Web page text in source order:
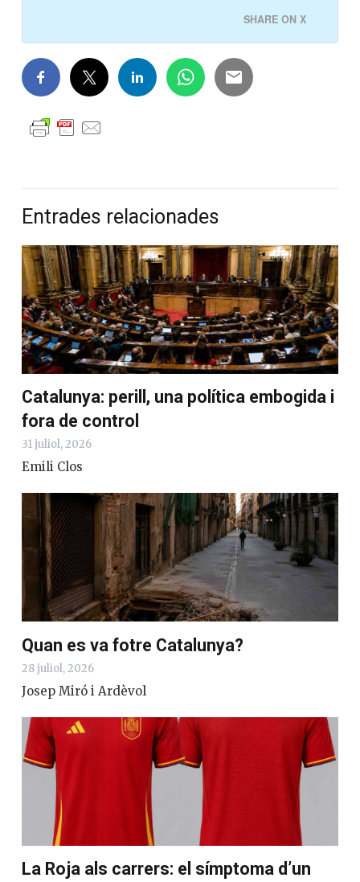
SHARE ON X
Entrades relacionades
Catalunya: perill, una política embogida i
fora de control
31 juliol, 2026
Emili Clos
Quan es va fotre Catalunya?
28 juliol, 2026
Josep Miró i Ardèvol
La Roja als carrers: el símptoma d’un